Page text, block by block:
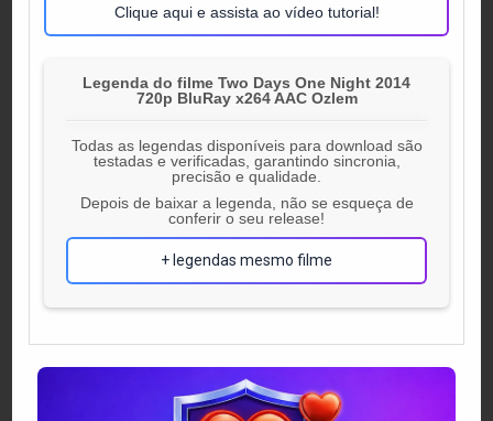
Clique aqui e assista ao vídeo tutorial!
Legenda do filme Two Days One Night 2014
720p BluRay x264 AAC Ozlem
Todas as legendas disponíveis para download são
testadas e verificadas, garantindo sincronia,
precisão e qualidade.
Depois de baixar a legenda, não se esqueça de
conferir o seu release!
+ legendas mesmo filme